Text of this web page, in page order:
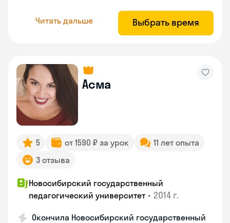
Читать дальше Выбрать время
Асма
5 от 1590 ₽ за урок
11 лет опыта
3 отзыва
Новосибирский государственный
педагогический университет • 2014 г.
Окончила Новосибирский государственный